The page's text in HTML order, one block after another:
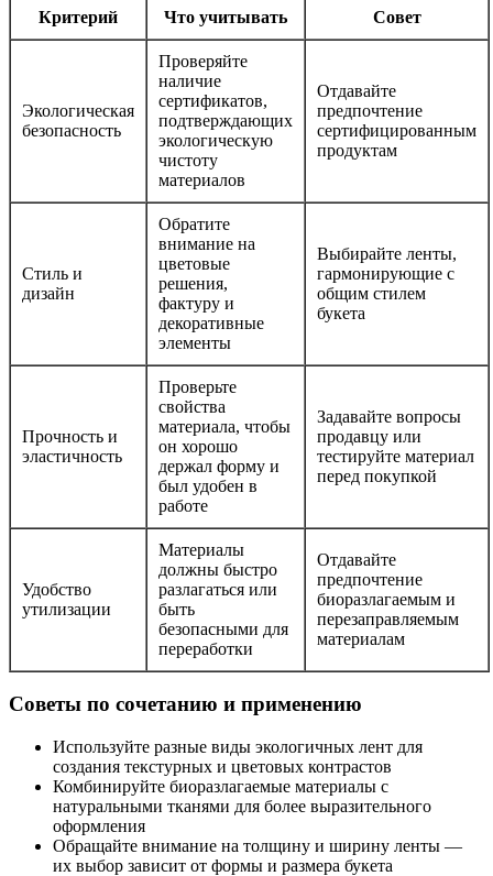
Критерий Что учитывать Совет
Экологическая
безопасность
Проверяйте
наличие
сертификатов,
подтверждающих
экологическую
чистоту
материалов
Отдавайте
предпочтение
сертифицированным
продуктам
Стиль и
дизайн
Обратите
внимание на
цветовые
решения,
фактуру и
декоративные
элементы
Выбирайте ленты,
гармонирующие с
общим стилем
букета
Прочность и
эластичность
Проверьте
свойства
материала, чтобы
он хорошо
держал форму и
был удобен в
работе
Задавайте вопросы
продавцу или
тестируйте материал
перед покупкой
Удобство
утилизации
Материалы
должны быстро
разлагаться или
быть
безопасными для
переработки
Отдавайте
предпочтение
биоразлагаемым и
перезаправляемым
материалам
Советы по сочетанию и применению
Используйте разные виды экологичных лент для
создания текстурных и цветовых контрастов
Комбинируйте биоразлагаемые материалы с
натуральными тканями для более выразительного
оформления
Обращайте внимание на толщину и ширину ленты —
их выбор зависит от формы и размера букета